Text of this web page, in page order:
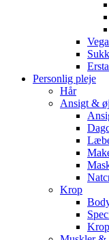
Personlig pleje
Hår
Ansigt &
Krop